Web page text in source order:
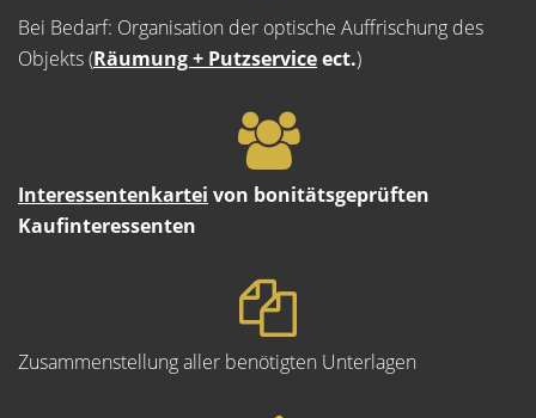
Bei Bedarf: Organisation der optische Auffrischung des
Objekts (Räumung + Putzserviceect.)
Interessentenkartei von bonitätsgeprüften
Kaufinteressenten
Zusammenstellung aller benötigten Unterlagen